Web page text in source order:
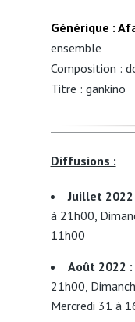
Générique : A
ensemble
Composition :
Titre : gankino
Diffusions :
Juillet 2022
à 21h00,
11h00
Août 2022 :
21h00,
Mercredi 31 à